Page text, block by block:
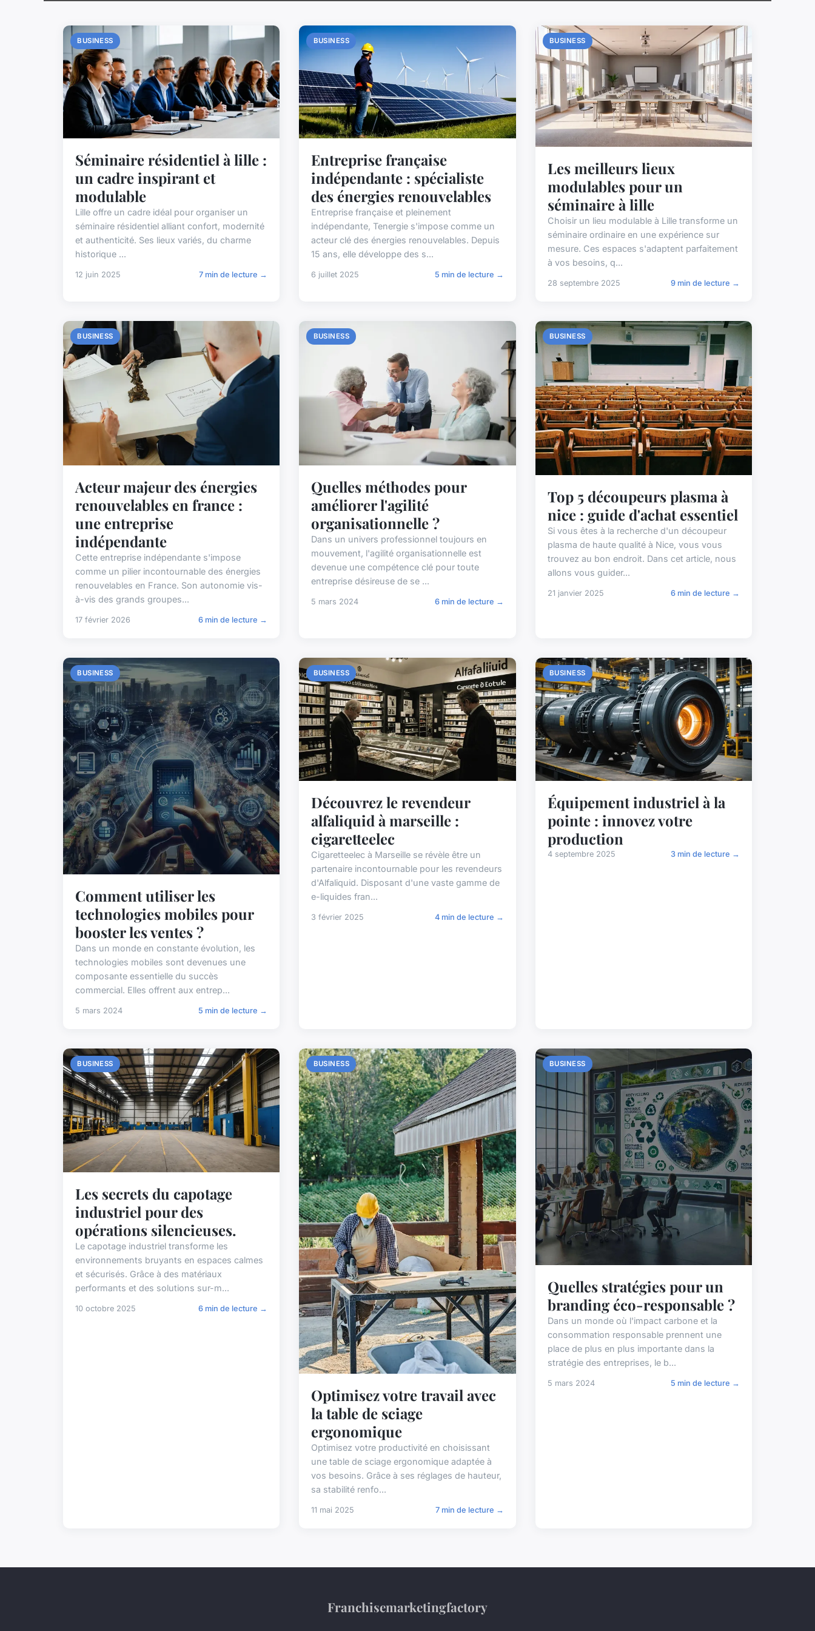
BUSINESS
Séminaire résidentiel à lille :
un cadre inspirant et
modulable
Lille offre un cadre idéal pour organiser un
séminaire résidentiel alliant confort, modernité
et authenticité. Ses lieux variés, du charme
historique ...
12 juin 2025 7 min de lecture →
BUSINESS
Entreprise française
indépendante : spécialiste
des énergies renouvelables
Entreprise française et pleinement
indépendante, Tenergie s'impose comme un
acteur clé des énergies renouvelables. Depuis
15 ans, elle développe des s...
6 juillet 2025 5 min de lecture →
BUSINESS
Les meilleurs lieux
modulables pour un
séminaire à lille
Choisir un lieu modulable à Lille transforme un
séminaire ordinaire en une expérience sur
mesure. Ces espaces s'adaptent parfaitement
à vos besoins, q...
28 septembre 2025 9 min de lecture →
BUSINESS
Acteur majeur des énergies
renouvelables en france :
une entreprise
indépendante
Cette entreprise indépendante s'impose
comme un pilier incontournable des énergies
renouvelables en France. Son autonomie vis-
à-vis des grands groupes...
17 février 2026 6 min de lecture →
BUSINESS
Quelles méthodes pour
améliorer l'agilité
organisationnelle ?
Dans un univers professionnel toujours en
mouvement, l'agilité organisationnelle est
devenue une compétence clé pour toute
entreprise désireuse de se ...
5 mars 2024 6 min de lecture →
BUSINESS
Top 5 découpeurs plasma à
nice : guide d'achat essentiel
Si vous êtes à la recherche d'un découpeur
plasma de haute qualité à Nice, vous vous
trouvez au bon endroit. Dans cet article, nous
allons vous guider...
21 janvier 2025 6 min de lecture →
BUSINESS
Comment utiliser les
technologies mobiles pour
booster les ventes ?
Dans un monde en constante évolution, les
technologies mobiles sont devenues une
composante essentielle du succès
commercial. Elles offrent aux entrep...
5 mars 2024 5 min de lecture →
BUSINESS
Découvrez le revendeur
alfaliquid à marseille :
cigaretteelec
Cigaretteelec à Marseille se révèle être un
partenaire incontournable pour les revendeurs
d'Alfaliquid. Disposant d'une vaste gamme de
e-liquides fran...
3 février 2025 4 min de lecture →
BUSINESS
Équipement industriel à la
pointe : innovez votre
production
4 septembre 2025 3 min de lecture →
BUSINESS
Les secrets du capotage
industriel pour des
opérations silencieuses.
Le capotage industriel transforme les
environnements bruyants en espaces calmes
et sécurisés. Grâce à des matériaux
performants et des solutions sur-m...
10 octobre 2025 6 min de lecture →
BUSINESS
Optimisez votre travail avec
la table de sciage
ergonomique
Optimisez votre productivité en choisissant
une table de sciage ergonomique adaptée à
vos besoins. Grâce à ses réglages de hauteur,
sa stabilité renfo...
11 mai 2025 7 min de lecture →
BUSINESS
Quelles stratégies pour un
branding éco-responsable ?
Dans un monde où l'impact carbone et la
consommation responsable prennent une
place de plus en plus importante dans la
stratégie des entreprises, le b...
5 mars 2024 5 min de lecture →
Franchisemarketingfactory